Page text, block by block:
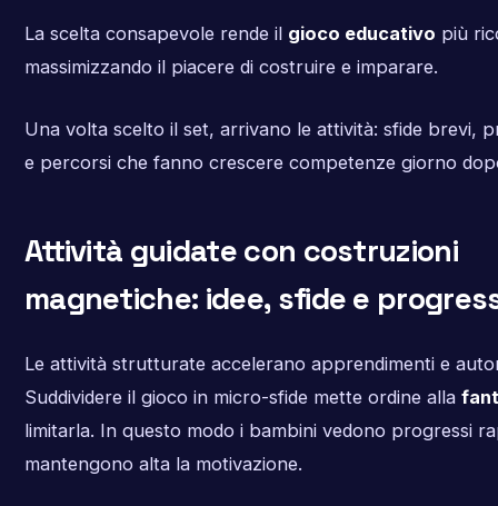
La scelta consapevole rende il gioco educativo più
massimizzando il piacere di costruire e imparare.
Una volta scelto il set, arrivano le attività: sfide brevi,
e percorsi che fanno crescere competenze giorno
Attività guidate con costruzioni
magnetiche: idee, sfide e
Le attività strutturate accelerano apprendimenti e
Suddividere il gioco in micro-sfide mette ordine alla
limitarla. In questo modo i bambini vedono progressi
mantengono alta la motivazione.